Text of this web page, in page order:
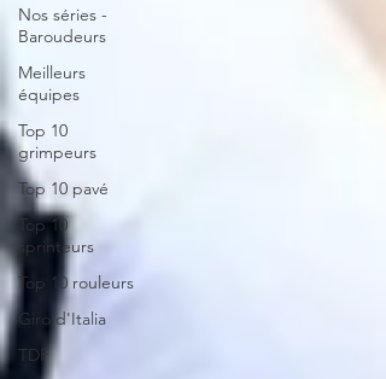
Nos séries -
Baroudeurs
Meilleurs
équipes
Top 10
grimpeurs
Top 10 pavé
Top 10
sprinteurs
Top 10 rouleurs
Giro d'Italia
TDF